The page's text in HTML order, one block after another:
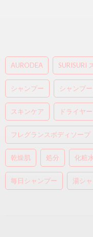
AURODEA SURISURI
シャンプー シャンプ
スキンケア ドライヤー
フレグランスボディソープ
乾燥肌 処分 化粧水
毎日シャンプー 湯シ